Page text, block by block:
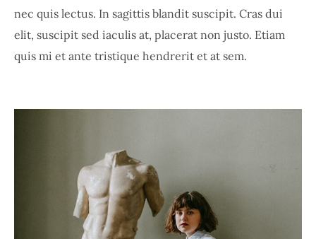
nec quis lectus. In sagittis blandit suscipit. Cras dui
elit, suscipit sed iaculis at, placerat non justo. Etiam
quis mi et ante tristique hendrerit et at sem.